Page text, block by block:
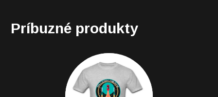
Príbuzné produkty